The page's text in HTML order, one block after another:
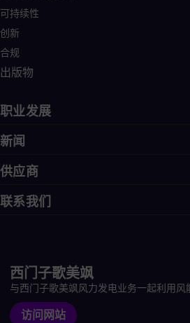
可持续性
创新
合规
出版物
职业发展
新闻
供应商
联系我们
西门子歌美飒
与西门子歌美飒风力发电业务一起利用风
访问网站